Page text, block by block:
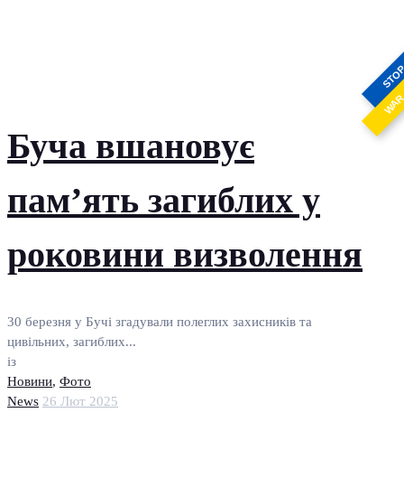
Буча вшановує
пам’ять загиблих у
роковини визволення
30 березня у Бучі згадували полеглих захисників та
цивільних, загиблих...
із
Новини, Фото
News 26 Лют 2025